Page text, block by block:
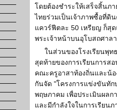
โดยต้องชำระให้เสร็จสิ้นภ
ไทยร่วมเป็นเจ้าภาพซื้อที่ดิ
แควร์ฟีตละ 50 เหรียญ ก็สุ
พระเจ้าหน้าบนอุโบสถศาล
ในส่วนของโรงเรียนพุท
สุดท้ายของการเรียนการส
คณะครูอาสาท้องถิ่นและน้อ
กันจัด "โครงการแข่งขันทั
พฤษภาคม เพื่อประเมินผลก
และมีกำลังใจในการเรียน